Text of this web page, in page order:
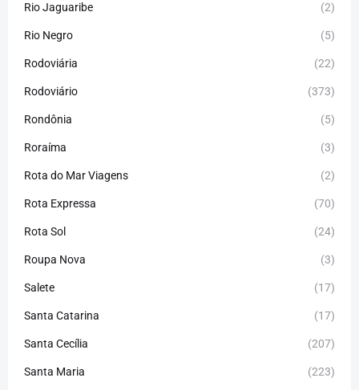
Rio Jaguaribe (2)
Rio Negro (5)
Rodoviária (22)
Rodoviário (373)
Rondônia (5)
Roraíma (3)
Rota do Mar Viagens (2)
Rota Expressa (70)
Rota Sol (24)
Roupa Nova (3)
Salete (17)
Santa Catarina (17)
Santa Cecília (207)
Santa Maria (223)